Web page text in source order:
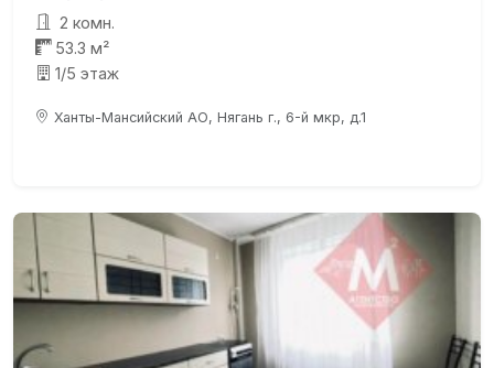
2 комн.
53.3 м²
1/5 этаж
Ханты-Мансийский АО, Нягань г., 6-й мкр, д.1